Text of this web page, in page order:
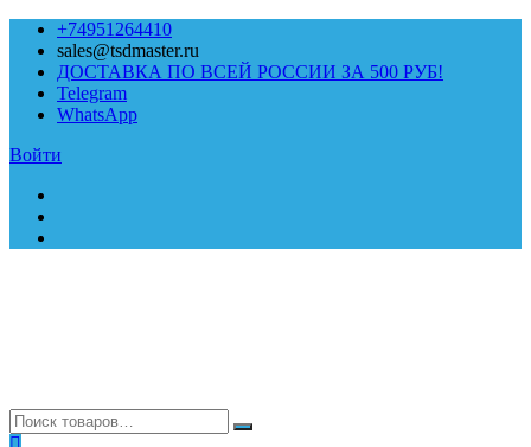
Перейти
содержимому
+74951264410
sales@tsdmaster.ru
ДОСТАВКА ПО ВСЕЙ РОССИИ ЗА 500 РУБ!
Telegram
WhatsApp
Войти